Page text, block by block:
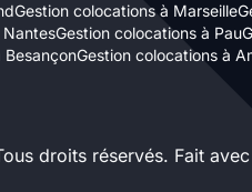
Gestion colocations à Marseille
NantesGestion colocations à Pau
BesançonGestion colocations à
droits réservés. Fait